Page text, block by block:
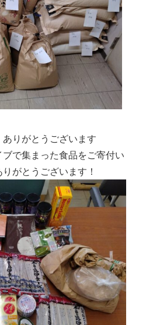
ありがとうございます
で集まった食品をご寄付い
がとうございます！